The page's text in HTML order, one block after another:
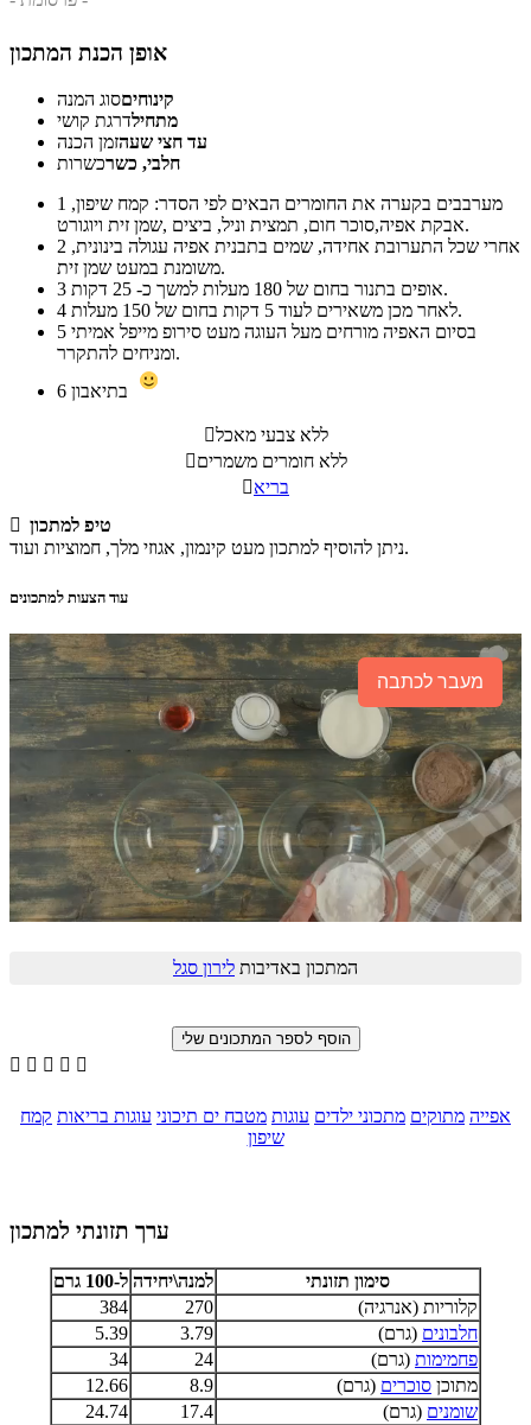
אופן הכנת המתכון
קינוחיםסוג המנה
מתחילדרגת קושי
עד חצי שעהזמן הכנה
חלבי, כשרכשרות
1
אבקת אפיה,סוכר חום, תמצית וניל, ביצים ,שמן זית ויוגורט.
2
משומנת במעט שמן זית.
3
אופים בתנור בחום של 180 מעלות למשך כ- 25 דקות.
4
לאחר מכן משאירים לעוד 5 דקות בחום של 150 מעלות.
5
ומניחים להתקרר.
6
ללא צבעי מאכל
ללא חומרים משמרים
בריא
 טיפ למתכון
ניתן להוסיף למתכון מעט קינמון, אגוזי מלך, חמוציות ועוד.
עוד הצעות למתכונים
מעבר לכתבה
המתכון באדיבות לירון סגל
    
אפייה מתוקים מתכוני ילדים עוגות מטבח ים תיכוני עוגות בריאות קמח
שיפון
ערך תזונתי למתכון
סימון תזונתי למנה\יחידה ל-100 גרם
קלוריות (אנרגיה)
270
384
חלבונים (גרם) 3.79
5.39
פחמימות (גרם) 24
34
מתוכן סוכרים (גרם) 8.9
12.66
שומנים (גרם) 17.4
24.74